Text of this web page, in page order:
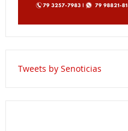
Tweets by Senoticias